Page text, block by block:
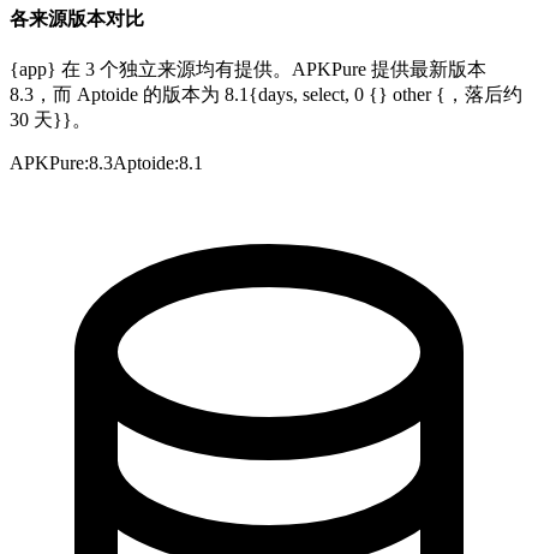
各来源版本对比
{app} 在 3 个独立来源均有提供。APKPure 提供最新版本
8.3，而 Aptoide 的版本为 8.1{days, select, 0 {} other {，落后约
30 天}}。
APKPure:8.3Aptoide:8.1